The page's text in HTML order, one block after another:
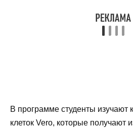
В программе студенты изучают
клеток Vero, которые получают